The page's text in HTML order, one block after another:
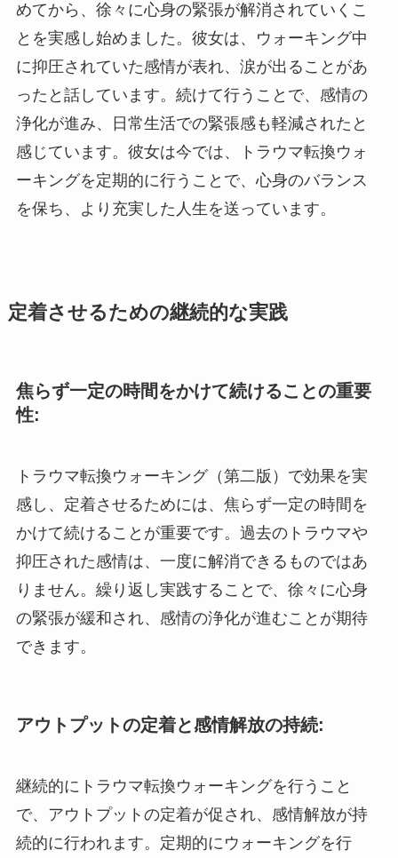
めてから、徐々に心身の緊張が解消されていくこ
とを実感し始めました。彼女は、ウォーキング中
に抑圧されていた感情が表れ、涙が出ることがあ
ったと話しています。続けて行うことで、感情の
浄化が進み、日常生活での緊張感も軽減されたと
感じています。彼女は今では、トラウマ転換ウォ
ーキングを定期的に行うことで、心身のバランス
を保ち、より充実した人生を送っています。
定着させるための継続的な実践
焦らず一定の時間をかけて続けることの重要
性:
トラウマ転換ウォーキング（第二版）で効果を実
感し、定着させるためには、焦らず一定の時間を
かけて続けることが重要です。過去のトラウマや
抑圧された感情は、一度に解消できるものではあ
りません。繰り返し実践することで、徐々に心身
の緊張が緩和され、感情の浄化が進むことが期待
できます。
アウトプットの定着と感情解放の持続:
継続的にトラウマ転換ウォーキングを行うこと
で、アウトプットの定着が促され、感情解放が持
続的に行われます。定期的にウォーキングを行